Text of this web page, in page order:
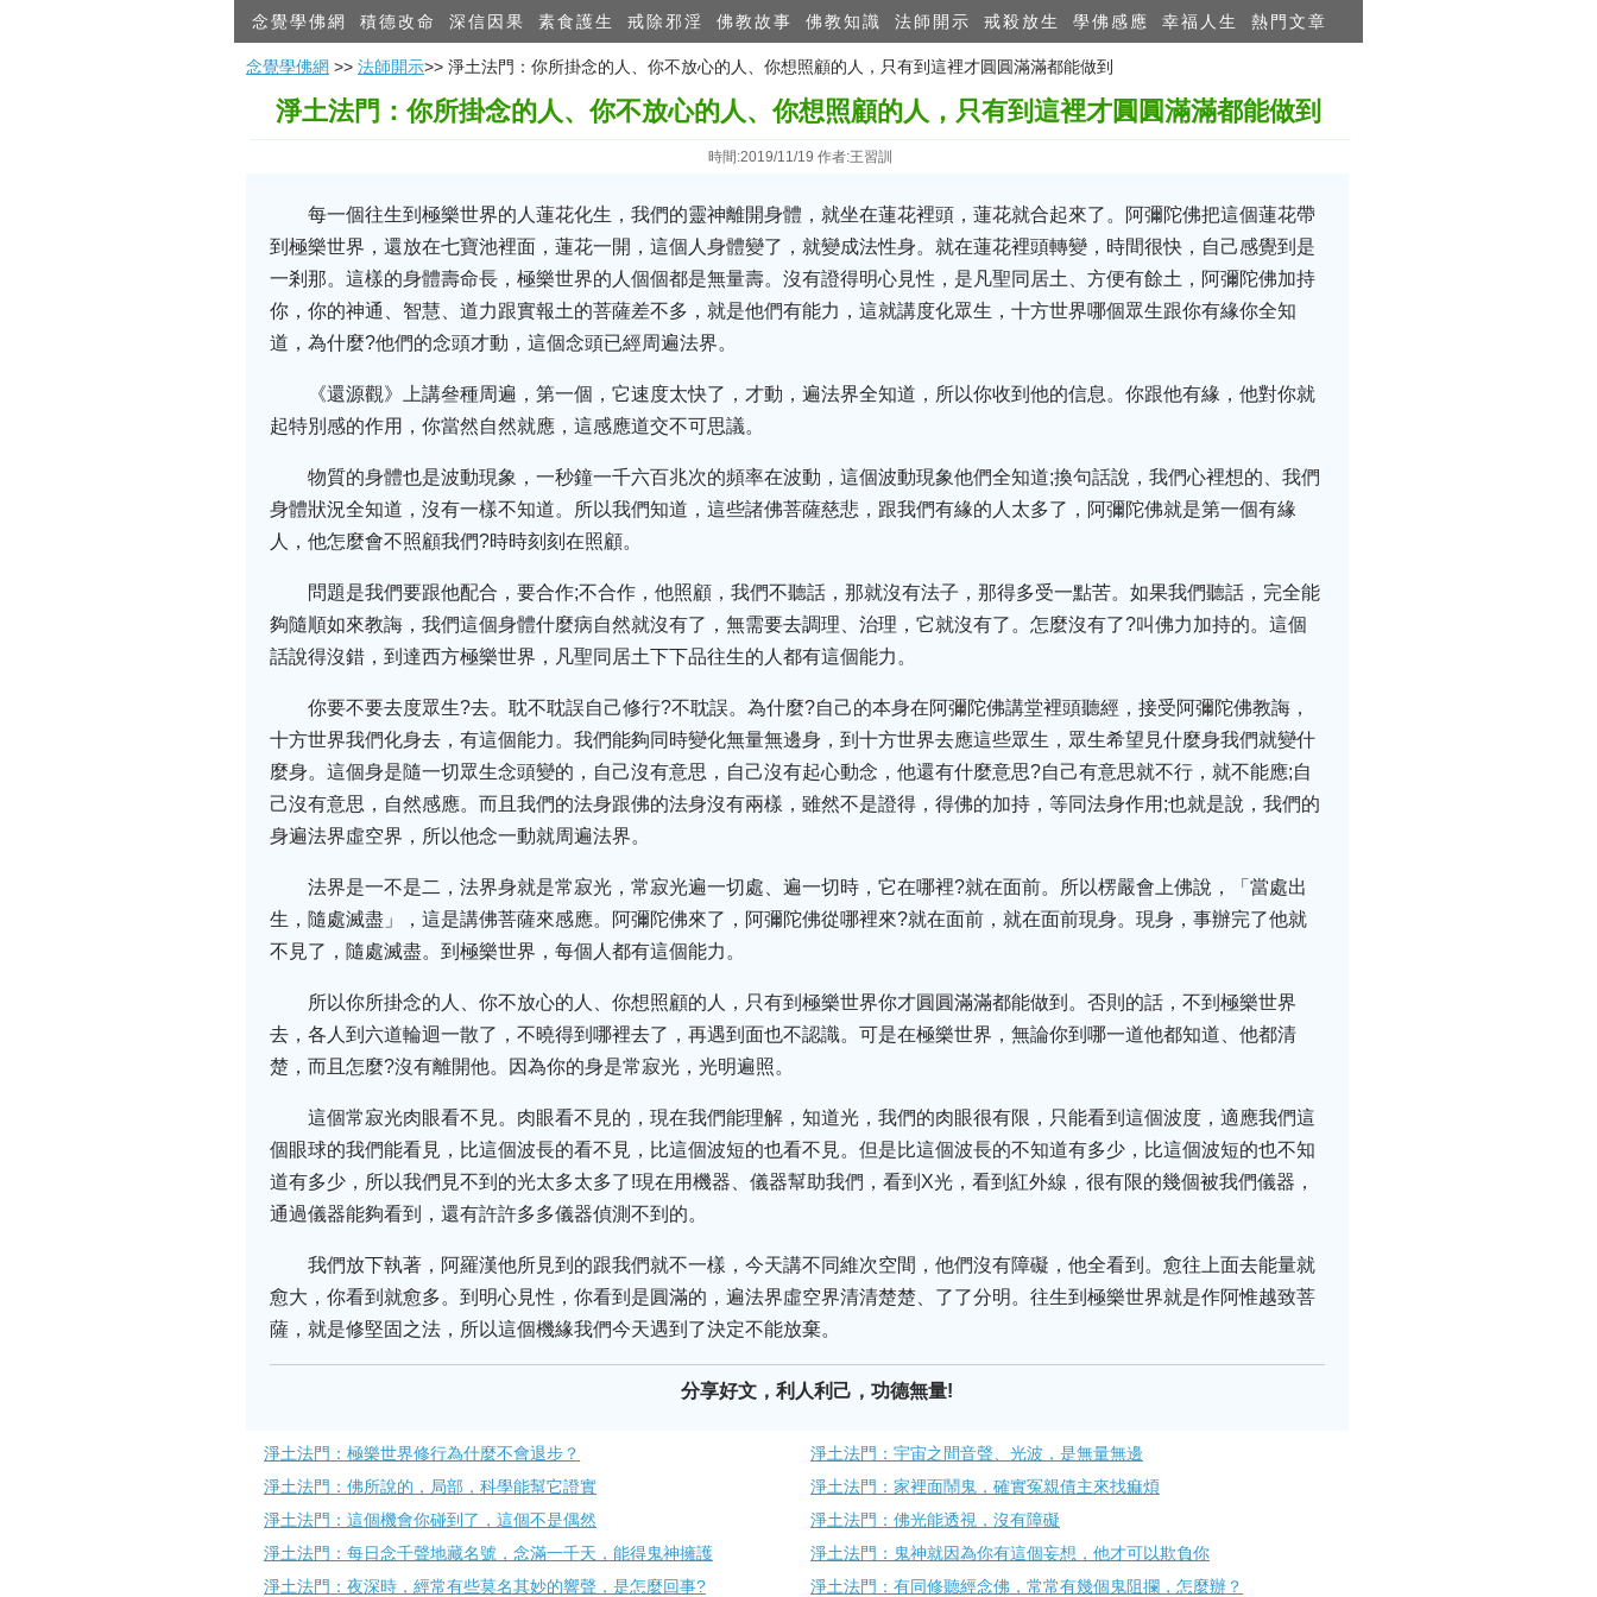
念覺學佛網 積德改命 深信因果 素食護生 戒除邪淫 佛教故事 佛教知識 法師開示 戒殺放生 學佛感應 幸福人生 熱門文章
念覺學佛網 >> 法師開示>> 淨土法門：你所掛念的人、你不放心的人、你想照顧的人，只有到這裡才圓圓滿滿都能做到
淨土法門：你所掛念的人、你不放心的人、你想照顧的人，只有到這裡才圓圓滿滿都能做到
時間:2019/11/19 作者:王習訓
每一個往生到極樂世界的人蓮花化生，我們的靈神離開身體，就坐在蓮花裡頭，蓮花就合起來了。阿彌陀佛把這個蓮花帶
到極樂世界，還放在七寶池裡面，蓮花一開，這個人身體變了，就變成法性身。就在蓮花裡頭轉變，時間很快，自己感覺到是
一剎那。這樣的身體壽命長，極樂世界的人個個都是無量壽。沒有證得明心見性，是凡聖同居土、方便有餘土，阿彌陀佛加持
你，你的神通、智慧、道力跟實報土的菩薩差不多，就是他們有能力，這就講度化眾生，十方世界哪個眾生跟你有緣你全知
道，為什麼?他們的念頭才動，這個念頭已經周遍法界。
《還源觀》上講叄種周遍，第一個，它速度太快了，才動，遍法界全知道，所以你收到他的信息。你跟他有緣，他對你就
起特別感的作用，你當然自然就應，這感應道交不可思議。
物質的身體也是波動現象，一秒鐘一千六百兆次的頻率在波動，這個波動現象他們全知道;換句話說，我們心裡想的、我們
身體狀況全知道，沒有一樣不知道。所以我們知道，這些諸佛菩薩慈悲，跟我們有緣的人太多了，阿彌陀佛就是第一個有緣
人，他怎麼會不照顧我們?時時刻刻在照顧。
問題是我們要跟他配合，要合作;不合作，他照顧，我們不聽話，那就沒有法子，那得多受一點苦。如果我們聽話，完全能
夠隨順如來教誨，我們這個身體什麼病自然就沒有了，無需要去調理、治理，它就沒有了。怎麼沒有了?叫佛力加持的。這個
話說得沒錯，到達西方極樂世界，凡聖同居土下下品往生的人都有這個能力。
你要不要去度眾生?去。耽不耽誤自己修行?不耽誤。為什麼?自己的本身在阿彌陀佛講堂裡頭聽經，接受阿彌陀佛教誨，
十方世界我們化身去，有這個能力。我們能夠同時變化無量無邊身，到十方世界去應這些眾生，眾生希望見什麼身我們就變什
麼身。這個身是隨一切眾生念頭變的，自己沒有意思，自己沒有起心動念，他還有什麼意思?自己有意思就不行，就不能應;自
己沒有意思，自然感應。而且我們的法身跟佛的法身沒有兩樣，雖然不是證得，得佛的加持，等同法身作用;也就是說，我們的
身遍法界虛空界，所以他念一動就周遍法界。
法界是一不是二，法界身就是常寂光，常寂光遍一切處、遍一切時，它在哪裡?就在面前。所以楞嚴會上佛說，「當處出
生，隨處滅盡」，這是講佛菩薩來感應。阿彌陀佛來了，阿彌陀佛從哪裡來?就在面前，就在面前現身。現身，事辦完了他就
不見了，隨處滅盡。到極樂世界，每個人都有這個能力。
所以你所掛念的人、你不放心的人、你想照顧的人，只有到極樂世界你才圓圓滿滿都能做到。否則的話，不到極樂世界
去，各人到六道輪迴一散了，不曉得到哪裡去了，再遇到面也不認識。可是在極樂世界，無論你到哪一道他都知道、他都清
楚，而且怎麼?沒有離開他。因為你的身是常寂光，光明遍照。
這個常寂光肉眼看不見。肉眼看不見的，現在我們能理解，知道光，我們的肉眼很有限，只能看到這個波度，適應我們這
個眼球的我們能看見，比這個波長的看不見，比這個波短的也看不見。但是比這個波長的不知道有多少，比這個波短的也不知
道有多少，所以我們見不到的光太多太多了!現在用機器、儀器幫助我們，看到X光，看到紅外線，很有限的幾個被我們儀器，
通過儀器能夠看到，還有許許多多儀器偵測不到的。
我們放下執著，阿羅漢他所見到的跟我們就不一樣，今天講不同維次空間，他們沒有障礙，他全看到。愈往上面去能量就
愈大，你看到就愈多。到明心見性，你看到是圓滿的，遍法界虛空界清清楚楚、了了分明。往生到極樂世界就是作阿惟越致菩
薩，就是修堅固之法，所以這個機緣我們今天遇到了決定不能放棄。
分享好文，利人利己，功德無量!
淨土法門：極樂世界修行為什麼不會退步？
淨土法門：宇宙之間音聲、光波，是無量無邊
淨土法門：佛所說的，局部，科學能幫它證實
淨土法門：家裡面鬧鬼，確實冤親債主來找痲煩
淨土法門：這個機會你碰到了，這個不是偶然
淨土法門：佛光能透視，沒有障礙
淨土法門：每日念千聲地藏名號，念滿一千天，能得鬼神擁護
淨土法門：鬼神就因為你有這個妄想，他才可以欺負你
淨土法門：夜深時，經常有些莫名其妙的響聲，是怎麼回事?
淨土法門：有同修聽經念佛，常常有幾個鬼阻攔，怎麼辦？